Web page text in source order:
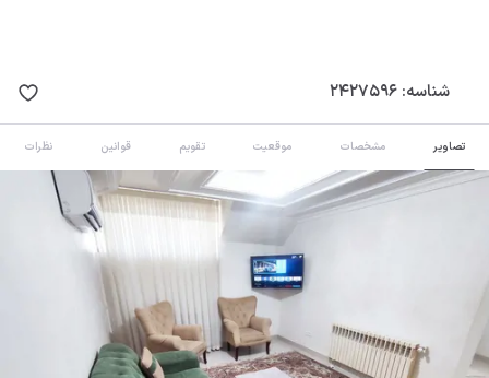
شناسه: 2427596
تصاویر مشخصات موقعیت تقویم قوانین نظرات